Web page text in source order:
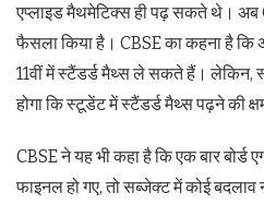
एप्लाइड मैथमेटिक्स ही पढ़ सकते थे। अब
फैसला किया है। CBSE का कहना है
11वीं में स्टैंडर्ड मैथ्स ले सकते हैं। लेकिन,
होगा कि स्टूडेंट में स्टैंडर्ड मैथ्स पढ़ने की
CBSE ने यह भी कहा है कि एक बार
फाइनल हो गए, तो सब्जेक्ट में कोई